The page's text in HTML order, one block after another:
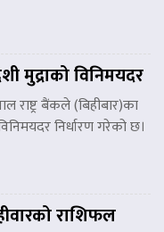
मुद्राको विनिमयदर
राष्ट्र बैंकले (बिहीबार)का
निर्धारण गरेको छ।
राशिफल